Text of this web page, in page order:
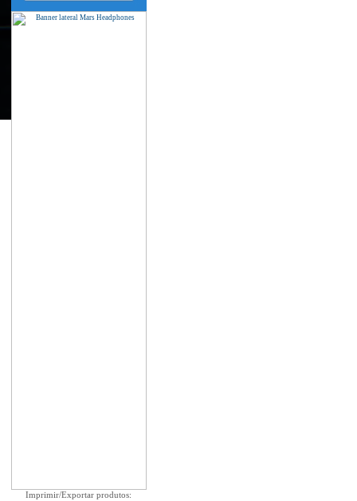
Imprimir/Exportar produtos: